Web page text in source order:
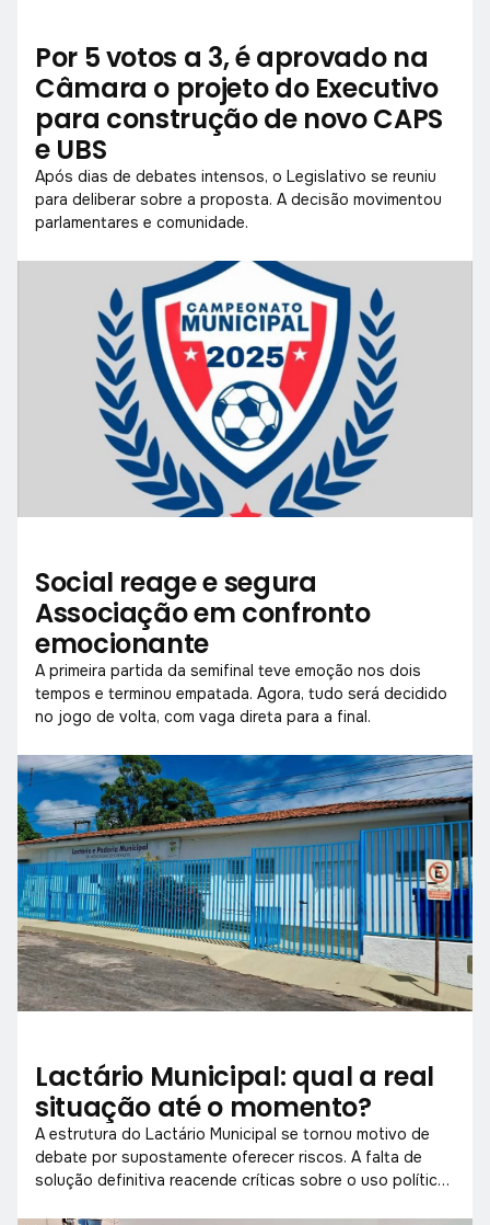
Por 5 votos a 3, é aprovado na
Câmara o projeto do Executivo
para construção de novo CAPS
e UBS
Após dias de debates intensos, o Legislativo se reuniu
para deliberar sobre a proposta. A decisão movimentou
parlamentares e comunidade.
Social reage e segura
Associação em confronto
emocionante
A primeira partida da semifinal teve emoção nos dois
tempos e terminou empatada. Agora, tudo será decidido
no jogo de volta, com vaga direta para a final.
Lactário Municipal: qual a real
situação até o momento?
A estrutura do Lactário Municipal se tornou motivo de
debate por supostamente oferecer riscos. A falta de
solução definitiva reacende críticas sobre o uso político